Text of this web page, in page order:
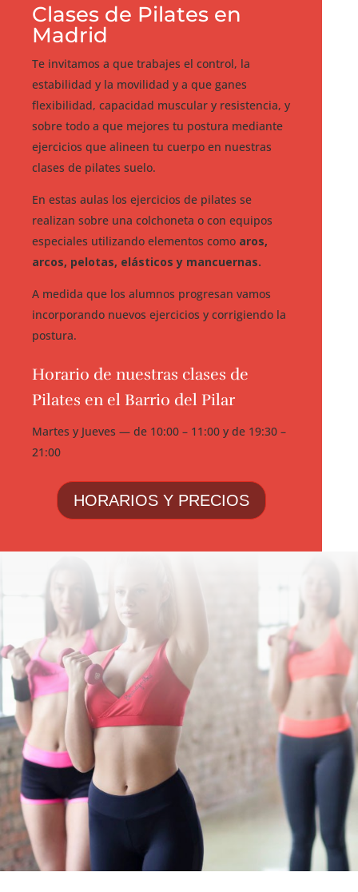
Clases de Pilates en
Madrid
Te invitamos a que trabajes el control, la
estabilidad y la movilidad y a que ganes
flexibilidad, capacidad muscular y resistencia, y
sobre todo a que mejores tu postura mediante
ejercicios que alineen tu cuerpo en nuestras
clases de pilates suelo.
En estas aulas los ejercicios de pilates se
realizan sobre una colchoneta o con equipos
especiales utilizando elementos como aros,
arcos, pelotas, elásticos y mancuernas.
A medida que los alumnos progresan vamos
incorporando nuevos ejercicios y corrigiendo la
postura.
Horario de nuestras clases de
Pilates en el Barrio del Pilar
Martes y Jueves — de 10:00 – 11:00 y de 19:30 –
21:00
HORARIOS Y PRECIOS